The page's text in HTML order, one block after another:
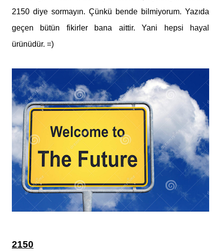
2150 diye sormayın. Çünkü bende bilmiyorum. Yazıda
geçen bütün fikirler bana aittir. Yani hepsi hayal
ürünüdür. =)
2150